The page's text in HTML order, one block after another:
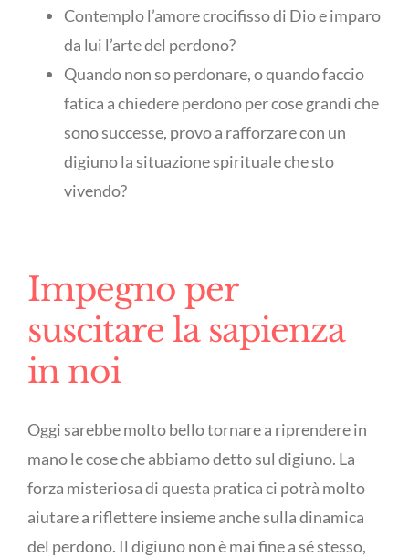
Contemplo l’amore crocifisso di Dio e imparo
da lui l’arte del perdono?
Quando non so perdonare, o quando faccio
fatica a chiedere perdono per cose grandi che
sono successe, provo a rafforzare con un
digiuno la situazione spirituale che sto
vivendo?
Impegno per
suscitare la sapienza
in noi
Oggi sarebbe molto bello tornare a riprendere in
mano le cose che abbiamo detto sul digiuno. La
forza misteriosa di questa pratica ci potrà molto
aiutare a riflettere insieme anche sulla dinamica
del perdono. Il digiuno non è mai fine a sé stesso,